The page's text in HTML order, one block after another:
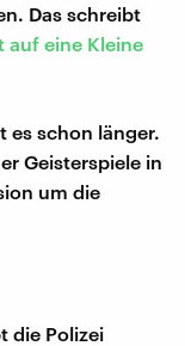
Das schreibt
auf eine Kleine
es schon länger.
Geisterspiele in
um die
die Polizei